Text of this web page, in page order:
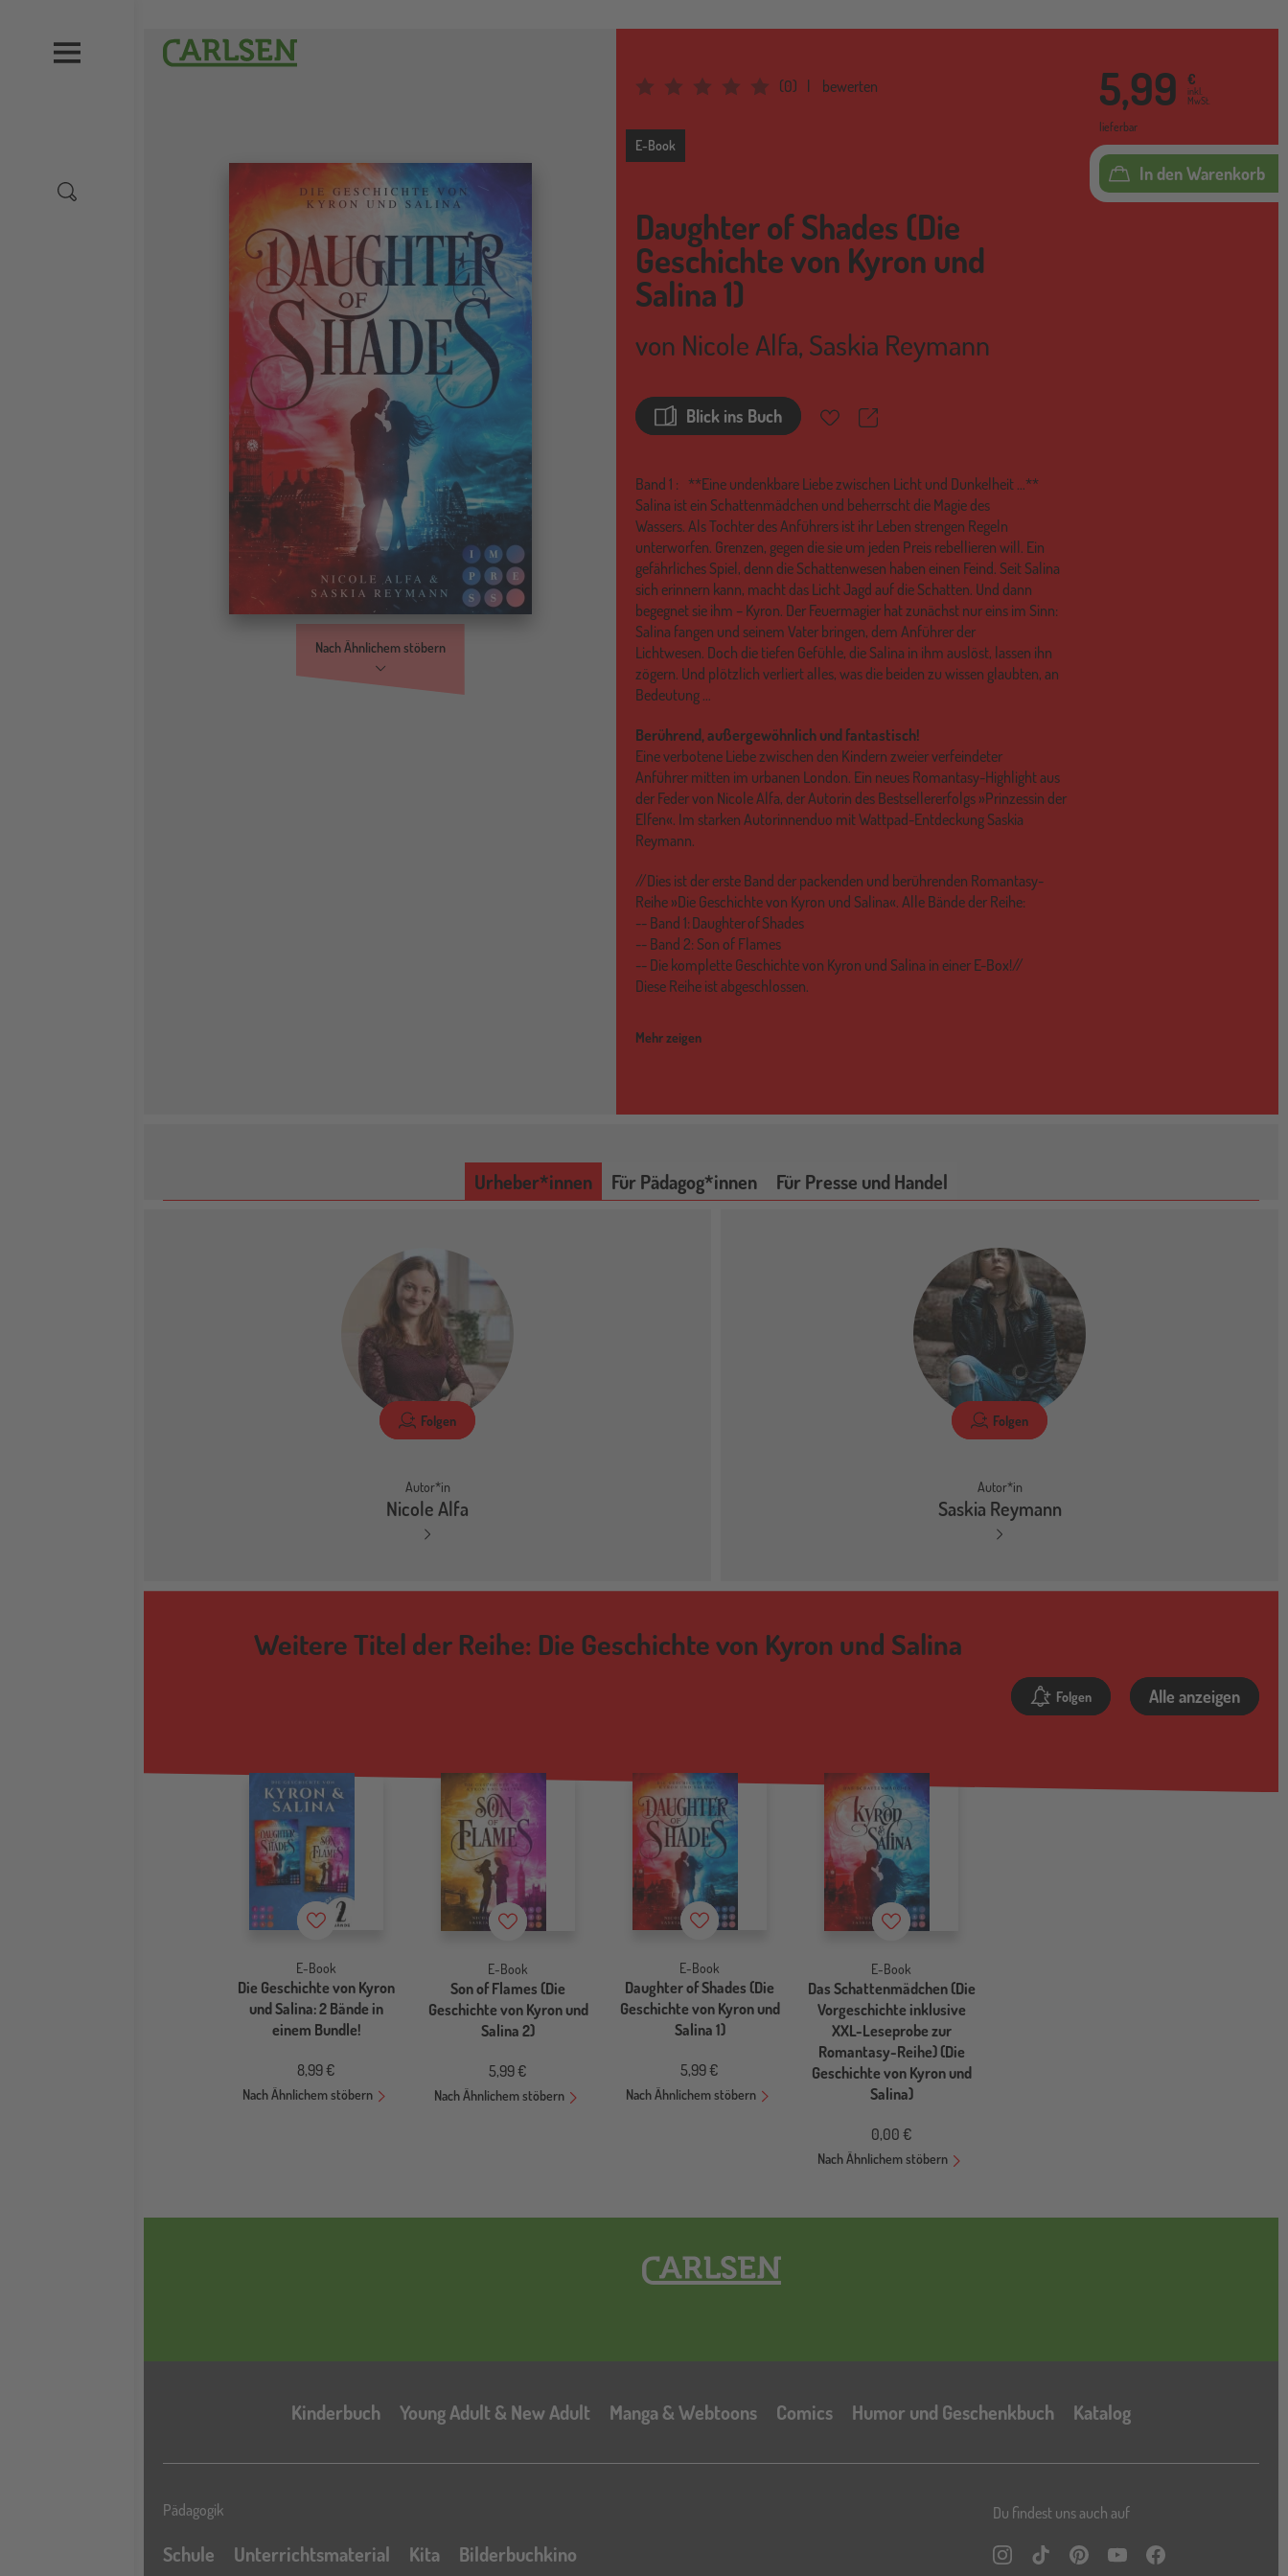
Carlsen
Nach Ähnlichem stöbern
Average Rating: 0 (0) bewerten
E-Book
E-Book
Daughter of Shades (Die
Geschichte von Kyron und
Salina 1)
von Nicole Alfa, Saskia Reymann
Blick ins Buch MerkzettelTeilen
Band 1 : **Eine undenkbare Liebe zwischen Licht und Dunkelheit …**
Salina ist ein Schattenmädchen und beherrscht die Magie des
Wassers. Als Tochter des Anführers ist ihr Leben strengen Regeln
unterworfen. Grenzen, gegen die sie um jeden Preis rebellieren will. Ein
gefährliches Spiel, denn die Schattenwesen haben einen Feind. Seit Salina
sich erinnern kann, macht das Licht Jagd auf die Schatten. Und dann
begegnet sie ihm – Kyron. Der Feuermagier hat zunächst nur eins im Sinn:
Salina fangen und seinem Vater bringen, dem Anführer der
Lichtwesen. Doch die tiefen Gefühle, die Salina in ihm auslöst, lassen ihn
zögern. Und plötzlich verliert alles, was die beiden zu wissen glaubten, an
Bedeutung …
Berührend, außergewöhnlich und fantastisch!
Eine verbotene Liebe zwischen den Kindern zweier verfeindeter
Anführer mitten im urbanen London. Ein neues Romantasy-Highlight aus
der Feder von Nicole Alfa, der Autorin des Bestsellererfolgs »Prinzessin der
Elfen«. Im starken Autorinnenduo mit Wattpad-Entdeckung Saskia
Reymann.
//Dies ist der erste Band der packenden und berührenden Romantasy-
Reihe »Die Geschichte von Kyron und Salina«. Alle Bände der Reihe:
-- Band 1: Daughter of Shades
-- Band 2: Son of Flames
-- Die komplette Geschichte von Kyron und Salina in einer E-Box!//
Diese Reihe ist abgeschlossen.
Mehr zeigen
5,99 €
inkl.
MwSt.
lieferbar
In den Warenkorb
Urheber*innen Für Pädagog*innen Für Presse und Handel
Folgen
Autor*in
Nicole Alfa
Folgen
Autor*in
Saskia Reymann
Weitere Titel der Reihe: Die Geschichte von Kyron und Salina
Folgen Alle anzeigen
Merkzettel
E-Book
Die Geschichte von Kyron
und Salina: 2 Bände in
einem Bundle!
8,99 €
Nach Ähnlichem stöbern
Merkzettel
E-Book
Son of Flames (Die
Geschichte von Kyron und
Salina 2)
5,99 €
Nach Ähnlichem stöbern
Merkzettel
E-Book
Daughter of Shades (Die
Geschichte von Kyron und
Salina 1)
5,99 €
Nach Ähnlichem stöbern
Merkzettel
E-Book
Das Schattenmädchen (Die
Vorgeschichte inklusive
XXL-Leseprobe zur
Romantasy-Reihe) (Die
Geschichte von Kyron und
Salina)
0,00 €
Nach Ähnlichem stöbern
Hauptnavigation
Kinderbuch Young Adult & New Adult Manga & Webtoons Comics Humor und Geschenkbuch Katalog
Katalog
Pädagogik
Schule Unterrichtsmaterial Kita Bilderbuchkino
Du findest uns auch auf
Instagram
TikTokPinterestYouTubeFacebook